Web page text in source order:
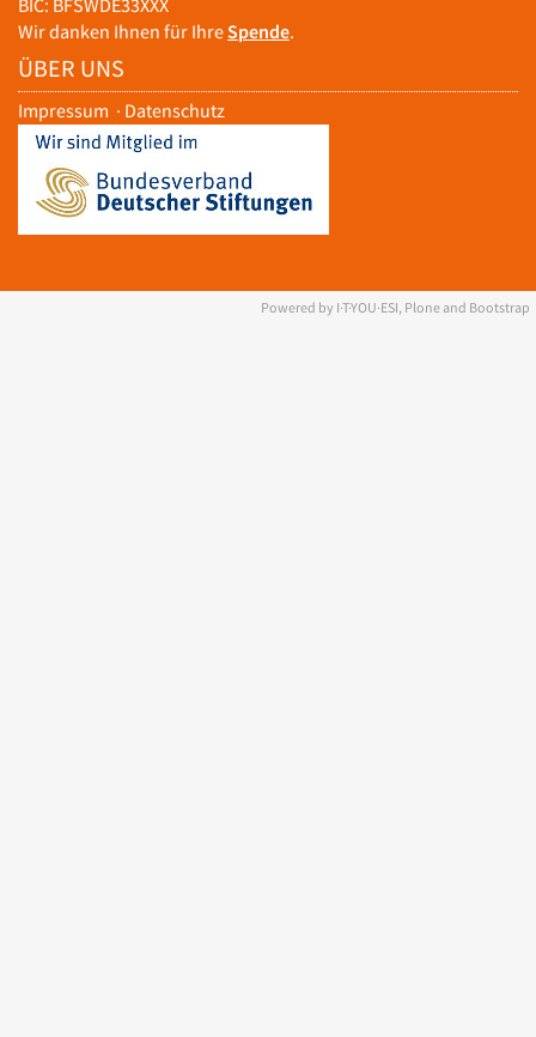
BIC: BFSWDE33XXX
Wir danken Ihnen für IhreSpende.
ÜBER UNS
Impressum · Datenschutz
Powered by I·T·YOU·ESI, Plone and Bootstrap